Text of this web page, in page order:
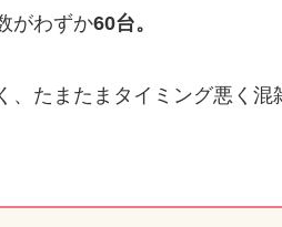
がわずか60台。
たまたまタイミング悪く混